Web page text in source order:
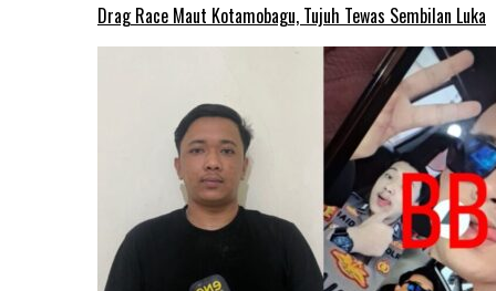
Drag Race Maut Kotamobagu, Tujuh Tewas Sembilan Luka